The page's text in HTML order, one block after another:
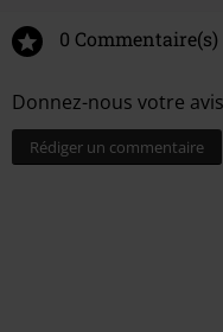
0 Commentaire(s)
Donnez-nous votre
Rédiger un commentaire